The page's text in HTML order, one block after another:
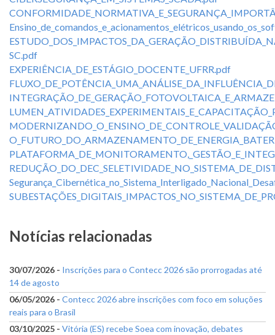
SC.pdf
EXPERIÊNCIA_DE_ESTÁGIO_DOCENTE_UFRR.pdf
Notícias relacionadas
30/07/2026 - Inscrições para o Contecc 2026 são prorrogadas até
14 de agosto
06/05/2026 - Contecc 2026 abre inscrições com foco em soluções
reais para o Brasil
03/10/2025 - Vitória (ES) recebe Soea com inovação, debates